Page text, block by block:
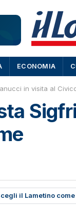
ECONOMIA
in visita al
il Lametino